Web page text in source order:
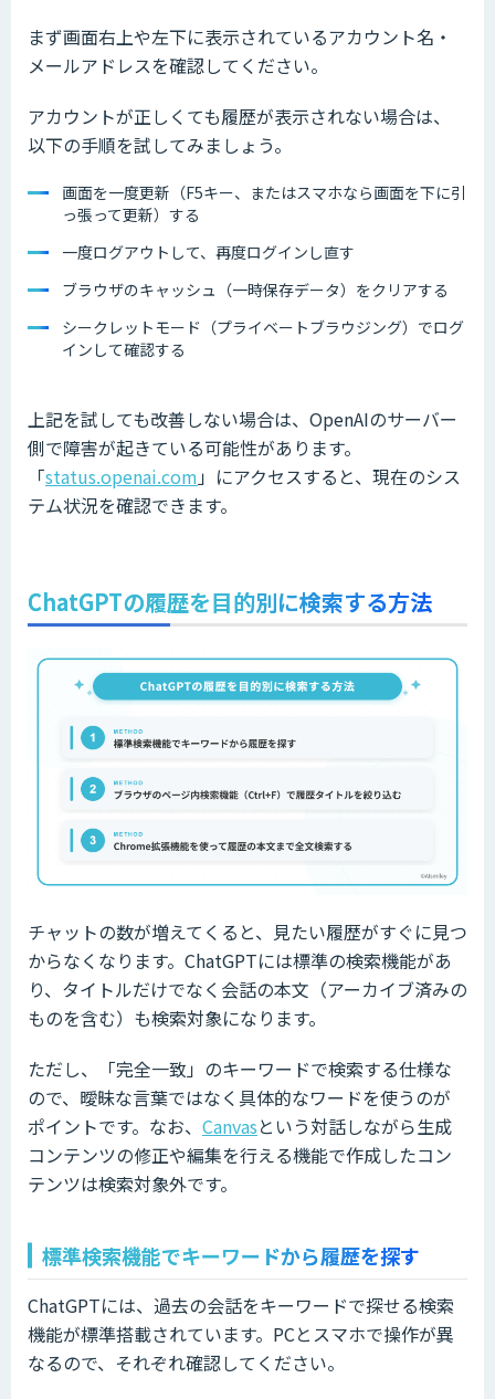
まず画面右上や左下に表示されているアカウント名・
メールアドレスを確認してください。
アカウントが正しくても履歴が表示されない場合は、
以下の手順を試してみましょう。
画面を一度更新（F5キー、またはスマホなら画面を下に引
っ張って更新）する
一度ログアウトして、再度ログインし直す
ブラウザのキャッシュ（一時保存データ）をクリアする
シークレットモード（プライベートブラウジング）でログ
インして確認する
上記を試しても改善しない場合は、OpenAIのサーバー
側で障害が起きている可能性があります。
「status.openai.com 」にアクセスすると、現在のシス
テム状況を確認できます。
ChatGPTの履歴を目的別に検索する方法
チャットの数が増えてくると、見たい履歴がすぐに見つ
からなくなります。ChatGPTには標準の検索機能があ
り、タイトルだけでなく会話の本文（アーカイブ済みの
ものを含む）も検索対象になります。
ただし、「完全一致」のキーワードで検索する仕様な
ので、曖昧な言葉ではなく具体的なワードを使うのが
ポイントです。なお、 Canvasという対話しながら生成
コンテンツの修正や編集を行える機能で作成したコン
テンツは検索対象外です。
標準検索機能でキーワードから履歴を探す
ChatGPTには、過去の会話をキーワードで探せる検索
機能が標準搭載されています。PCとスマホで操作が異
なるので、それぞれ確認してください。